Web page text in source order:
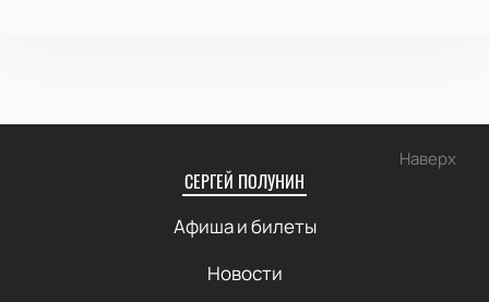
Наверх
СЕРГЕЙ ПОЛУНИН
Афиша и билеты
Новости